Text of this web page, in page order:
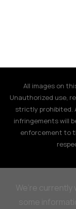
All images on
Unauthorized use,
strictly prohibited.
infringements will
enforcement to
We’re
some